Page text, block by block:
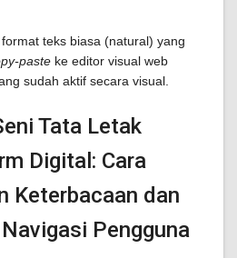
teks biasa (natural) yang
paste ke editor visual web
sudah aktif secara visual.
Tata Letak
Digital: Cara
Keterbacaan dan
Pengguna